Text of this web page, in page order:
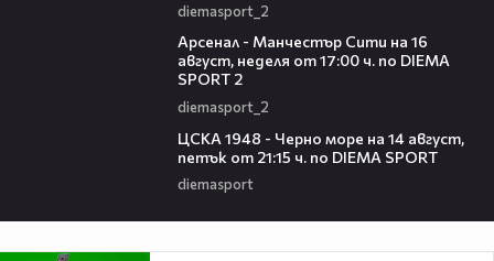
diemasport_2
Арсенал - Манчестър Сити на 16
август, неделя от 17:00 ч. по DIEMA
SPORT 2
diemasport_2
ЦСКА 1948 - Черно море на 14 август,
петък от 21:15 ч. по DIEMA SPORT
diemasport